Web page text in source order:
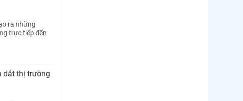
ra những
trực tiếp đến
dắt thị trường